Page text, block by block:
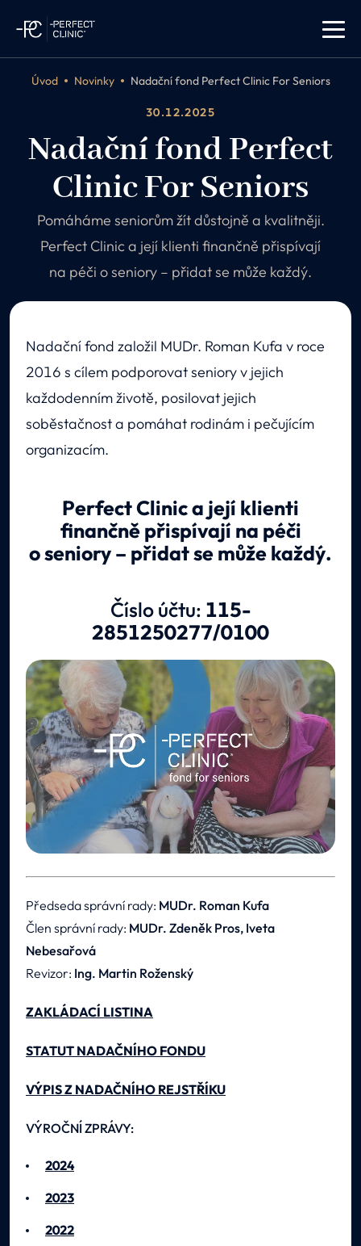
Úvod Novinky Nadační fond Perfect Clinic For Seniors
30.12.2025
Nadační fond Perfect
Clinic For Seniors
Pomáháme seniorům žít důstojně a kvalitněji.
Perfect Clinic a její klienti finančně přispívají
na péči o seniory – přidat se může každý.
Nadační fond založil MUDr. Roman Kufa v roce
2016 s cílem podporovat seniory v jejich
každodenním životě, posilovat jejich
soběstačnost a pomáhat rodinám i pečujícím
organizacím.
Perfect Clinic a její klienti
finančně přispívají na péči
o seniory – přidat se může každý.
Číslo účtu: 115-
2851250277/0100
Předseda správní rady: MUDr. Roman Kufa
Člen správní rady: MUDr. Zdeněk Pros, Iveta
Nebesařová
Revizor: Ing. Martin Roženský
ZAKLÁDACÍ LISTINA
STATUT NADAČNÍHO FONDU
VÝPIS Z NADAČNÍHO REJSTŘÍKU
VÝROČNÍ ZPRÁVY:
2024
2023
2022